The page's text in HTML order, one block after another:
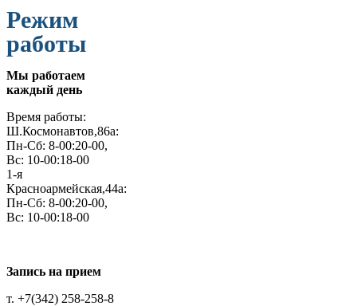
Режим
работы
Мы работаем
каждый день
Время работы:
Ш.Космонавтов,86а:
Пн-Сб: 8-00:20-00,
Вс: 10-00:18-00
1-я
Красноармейская,44а:
Пн-Сб: 8-00:20-00,
Вс: 10-00:18-00
Запись на прием
т. +7(342) 258-258-8